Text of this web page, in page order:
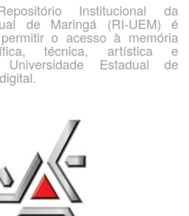
Institucional da
de Maringá (RI-UEM) é
o acesso à memória
técnica, artística e
Estadual de